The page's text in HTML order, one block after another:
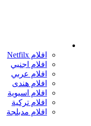
افلام Netfilx
افلام اجنبي
افلام عربي
افلام هندى
افلام اسيوية
افلام تركية
افلام مدبلجة